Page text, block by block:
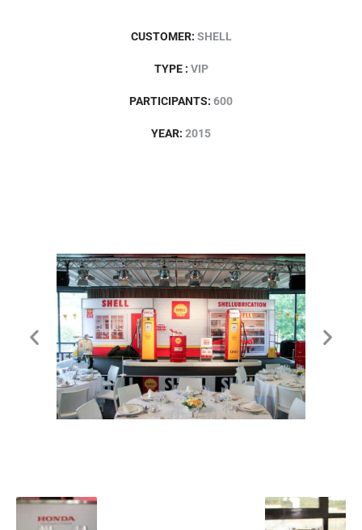
CUSTOMER: SHELL
TYPE : VIP
PARTICIPANTS: 600
YEAR: 2015